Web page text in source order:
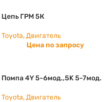
Цепь ГРМ 5К
Toyota,Двигатель
Цена по запросу
Помпа 4Y 5-6мод.,5K 5-7мод.
Toyota,Двигатель